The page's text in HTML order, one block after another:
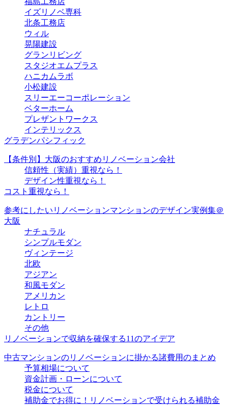
イズリノベ専科
北条工務店
ウィル
晃陽建設
グランリビング
スタジオエムプラス
ハニカムラボ
小松建設
スリーエーコーポレーション
ベターホーム
プレザントワークス
インテリックス
グラデンパシフィック
【条件別】大阪のおすすめリノベーション会社
信頼性（実績）重視なら！
デザイン性重視なら！
コスト重視なら！
参考にしたいリノベーションマンションのデザイン実例集＠
大阪
ナチュラル
シンプルモダン
ヴィンテージ
北欧
アジアン
和風モダン
アメリカン
レトロ
カントリー
その他
リノベーションで収納を確保する11のアイデア
中古マンションのリノベーションに掛かる諸費用のまとめ
予算相場について
資金計画・ローンについて
税金について
補助金でお得に！リノベーションで受けられる補助金